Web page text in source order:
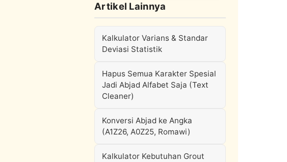
Artikel Lainnya
Kalkulator Varians & Standar
Deviasi Statistik
Hapus Semua Karakter Spesial
Jadi Abjad Alfabet Saja (Text
Cleaner)
Konversi Abjad ke Angka
(A1Z26, A0Z25, Romawi)
Kalkulator Kebutuhan Grout